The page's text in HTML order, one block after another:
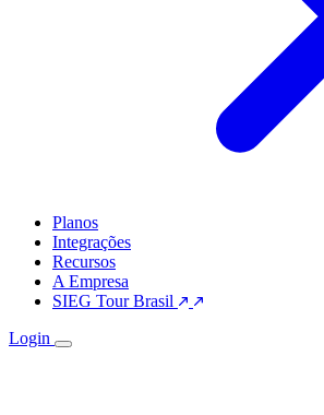
Planos
Integrações
Recursos
A Empresa
SIEG Tour Brasil
Login